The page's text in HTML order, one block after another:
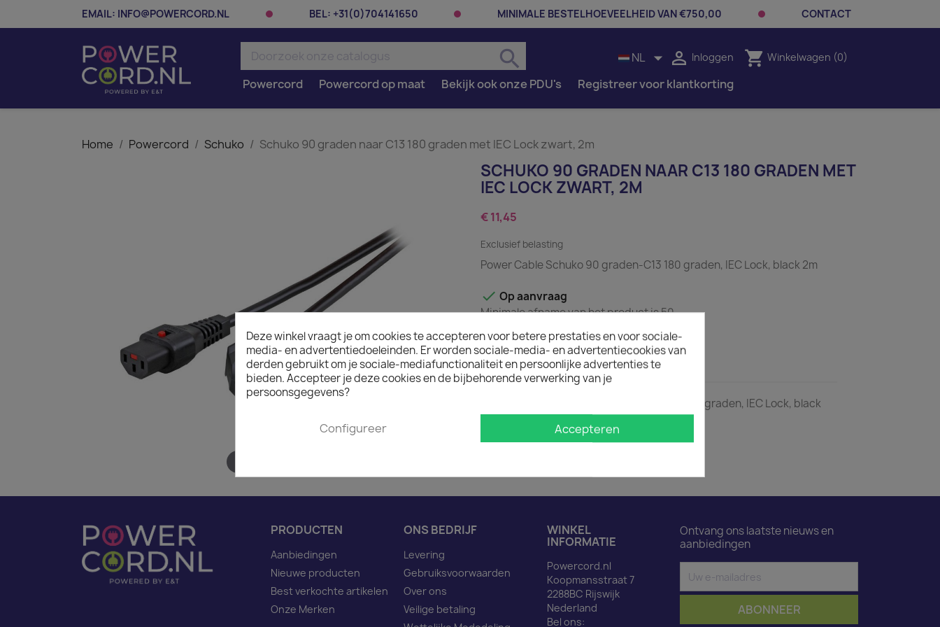
EMAIL: INFO@POWERCORD.NL BEL: +31(0)704141650 MINIMALE BESTELHOEVEELHEID VAN €750,00 CONTACT
search NL   Inloggen shopping_cart Winkelwagen (0)
Powercord Powercord op maat Bekijk ook onze PDU's Registreer voor klantkorting
Home Powercord Schuko Schuko 90 graden naar C13 180 graden met IEC Lock zwart, 2m
SCHUKO 90 GRADEN NAAR C13 180 GRADEN MET
IEC LOCK ZWART, 2M
€ 11,45
Exclusief belasting
Power Cable Schuko 90 graden-C13 180 graden, IEC Lock, black 2m
 Op aanvraag
Minimale afname van het product is 50.
Omschrijving Productdetails
Power Cable Schuko 90 graden-C13 180 graden, IEC Lock, black
2m
PRODUCTEN
Aanbiedingen
Nieuwe producten
Best verkochte artikelen
Onze Merken
ONS BEDRIJF
Levering
Gebruiksvoorwaarden
Over ons
Veilige betaling
WINKEL
INFORMATIE
Powercord.nl
Koopmansstraat 7
2288BC Rijswijk
Nederland
Bel ons:
Ontvang ons laatste nieuws en
aanbiedingen
Deze winkel vraagt je om cookies te accepteren voor betere prestaties en voor sociale-
media- en advertentiedoeleinden. Er worden sociale-media- en advertentiecookies van
derden gebruikt om je sociale-mediafunctionaliteit en persoonlijke advertenties te
bieden. Accepteer je deze cookies en de bijbehorende verwerking van je
persoonsgegevens?
Configureer Accepteren